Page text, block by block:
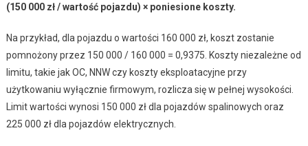
(150 000 zł / wartość pojazdu) × poniesione koszty.
Na przykład, dla pojazdu o wartości 160 000 zł, koszt zostanie
pomnożony przez 150 000 / 160 000 = 0,9375. Koszty niezależne od
limitu, takie jak OC, NNW czy koszty eksploatacyjne przy
użytkowaniu wyłącznie firmowym, rozlicza się w pełnej wysokości.
Limit wartości wynosi 150 000 zł dla pojazdów spalinowych oraz
225 000 zł dla pojazdów elektrycznych.